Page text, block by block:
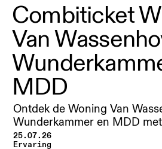
Combiticket
Van
MDD
Ontdek de Woning Van
Wunderkammer en MDD
25.07.26
Ervaring